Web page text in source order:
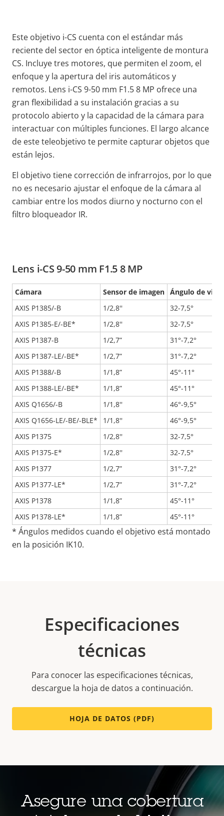
Este objetivo i-CS cuenta con el estándar más
reciente del sector en óptica inteligente de montura
CS. Incluye tres motores, que permiten el zoom, el
enfoque y la apertura del iris automáticos y
remotos. Lens i-CS 9-50 mm F1.5 8 MP ofrece una
gran flexibilidad a su instalación gracias a su
protocolo abierto y la capacidad de la cámara para
interactuar con múltiples funciones. El largo alcance
de este teleobjetivo te permite capturar objetos que
están lejos.
El objetivo tiene corrección de infrarrojos, por lo que
no es necesario ajustar el enfoque de la cámara al
cambiar entre los modos diurno y nocturno con el
filtro bloqueador IR.
Lens i-CS 9-50 mm F1.5 8 MP
Cámara Sensor de imagen Ángulo de
AXIS P1385/-B
1/2,8''
32-7,5°
AXIS P1385-E/-BE*
1/2,8''
32-7,5°
AXIS P1387-B
1/2,7”
31°-7,2°
AXIS P1387-LE/-BE*
1/2,7”
31°-7,2°
AXIS P1388/-B
1/1,8”
45°-11°
AXIS P1388-LE/-BE*
1/1,8”
45°-11°
AXIS Q1656/-B
1/1,8''
46°-9,5°
AXIS Q1656-LE/-BE/-BLE*
1/1,8''
46°-9,5°
AXIS P1375
1/2,8''
32-7,5°
AXIS P1375-E*
1/2,8''
32-7,5°
AXIS P1377
1/2,7”
31°-7,2°
AXIS P1377-LE*
1/2,7”
31°-7,2°
AXIS P1378
1/1,8”
45°-11°
AXIS P1378-LE*
1/1,8” 45°-11°
* Ángulos medidos cuando el objetivo está montado
en la posición IK10.
Especificaciones
técnicas
Para conocer las especificaciones técnicas,
descargue la hoja de datos a continuación.
HOJA DE DATOS (PDF)
Asegure una cobertura